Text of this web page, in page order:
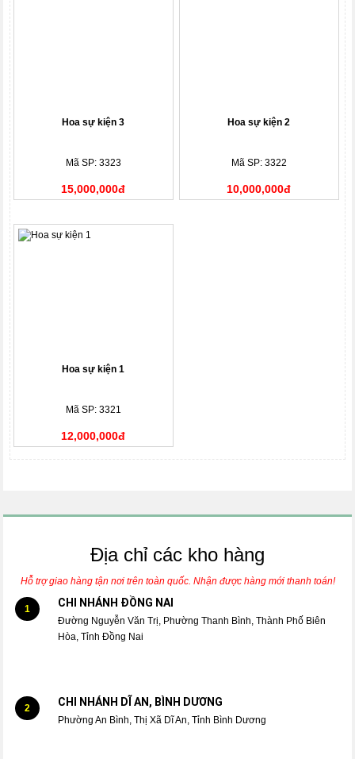
Hoa sự kiện 3
Mã SP: 3323
15,000,000đ
Hoa sự kiện 2
Mã SP: 3322
10,000,000đ
Hoa sự kiện 1
Mã SP: 3321
12,000,000đ
Địa chỉ các kho hàng
Hỗ trợ giao hàng tận nơi trên toàn quốc. Nhận được hàng mới thanh toán!
1 CHI NHÁNH ĐỒNG NAI
Đường Nguyễn Văn Trị, Phường Thanh Bình, Thành Phố Biên
Hòa, Tỉnh Đồng Nai
2 CHI NHÁNH DĨ AN, BÌNH DƯƠNG
Phường An Bình, Thị Xã Dĩ An, Tỉnh Bình Dương